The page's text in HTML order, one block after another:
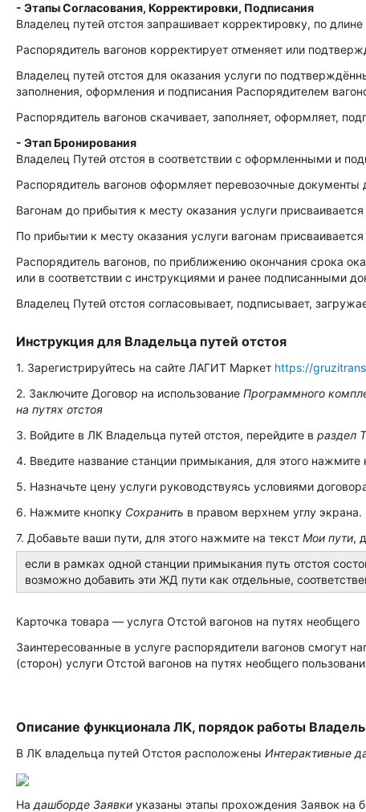
- Этапы Согласования, Корректировки, Подписания
Владелец путей отстоя запрашивает корректировку, по
Распорядитель вагонов корректирует отменяет или
Владелец путей отстоя для оказания услуги по
заполнения, оформления и подписания Распорядителем
Распорядитель вагонов скачивает, заполняет, оформляет,
- Этап Бронирования
Владелец Путей отстоя в соответствии с оформленными и
Распорядитель вагонов оформляет перевозочные
Вагонам до прибытия к месту оказания услуги присваивается
По прибытии к месту оказания услуги вагонам присваивается
Распорядитель вагонов, по приближению окончания срока
или в соответствии с инструкциями и ранее подписанными
Владелец Путей отстоя согласовывает, подписывает,
Инструкция для Владельца путей отстоя
1. Зарегистрируйтесь на сайте ЛАГИТ Маркет https://
2. Заключите Договор на использование Программного
на путях отстоя
3. Войдите в ЛК Владельца путей отстоя, перейдите в раздел
4. Введите название станции примыкания, для этого нажмите
5. Назначьте цену услуги руководствуясь условиями
6. Нажмите кнопку Сохранить в правом верхнем углу экрана.
7. Добавьте ваши пути, для этого нажмите на текст Мои пути,
если в рамках одной станции примыкания путь отстоя
возможно добавить эти ЖД пути как отдельные,
Карточка товара — услуга Отстой вагонов на путях
Заинтересованные в услуге распорядители вагонов смогут
(сторон) услуги Отстой вагонов на путях необщего
Описание функционала ЛК, порядок работы
В ЛК владельца путей Отстоя расположены Интерактивные
На дашборде Заявки указаны этапы прохождения Заявок на